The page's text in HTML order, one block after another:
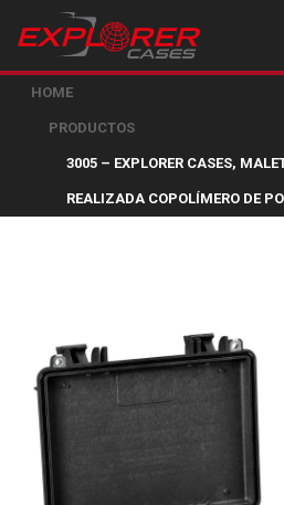
HOME
PRODUCTOS
3005 – EXPLORER CASES,
REALIZADA COPOLÍMERO DE